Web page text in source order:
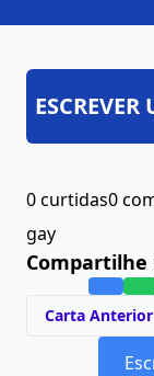
0 curtidas0
gay
Compartilhe
Carta Anterior